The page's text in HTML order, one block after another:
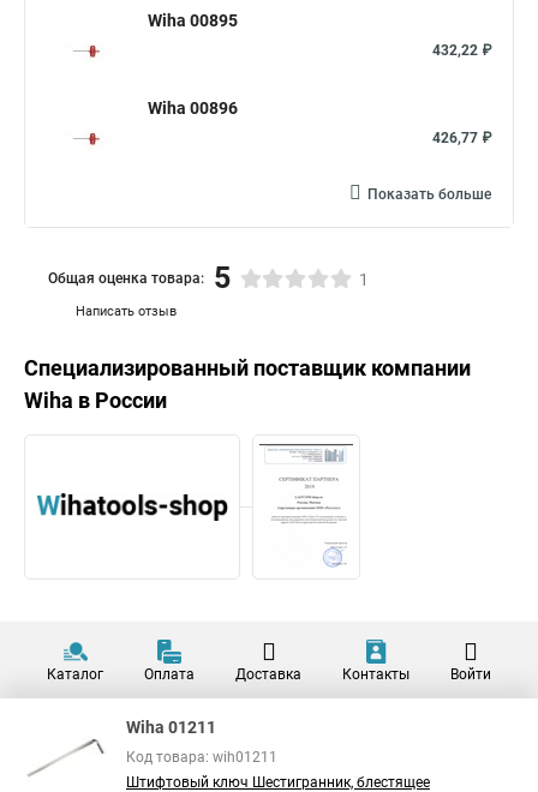
Wiha 00895
432,22 ₽
Wiha 00896
426,77 ₽
Показать больше
Написать отзыв
Общая оценка товара: 5 1
Специализированный поставщик компании
Wiha в России
Каталог Оплата Доставка Контакты Войти
Wiha 01211
Код товара: wih01211
Штифтовый ключ Шестигранник, блестящее